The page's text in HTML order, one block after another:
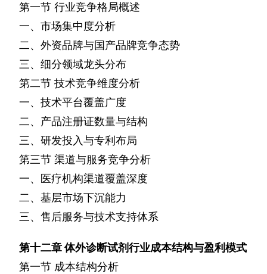
第一节 行业竞争格局概述
一、市场集中度分析
二、外资品牌与国产品牌竞争态势
三、细分领域龙头分布
第二节 技术竞争维度分析
一、技术平台覆盖广度
二、产品注册证数量与结构
三、研发投入与专利布局
第三节 渠道与服务竞争分析
一、医疗机构渠道覆盖深度
二、基层市场下沉能力
三、售后服务与技术支持体系
第十二章体外诊断试剂行业成本结构与盈利模式
第一节 成本结构分析